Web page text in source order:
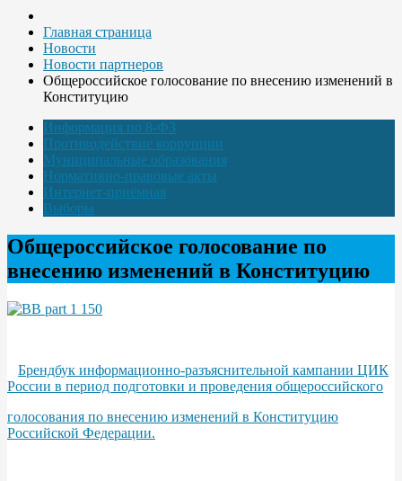
Главная страница
Новости
Новости партнеров
Общероссийское голосование по внесению изменений в
Конституцию
Информация по 8-ФЗ
Противодействие коррупции
Муниципальные образования
Нормативно-правовые акты
Интернет-приёмная
Выборы
Общероссийское голосование по
внесению изменений в Конституцию
Брендбук информационно-разъяснительной кампании ЦИК
России в период подготовки и проведения общероссийского
голосования по внесению изменений в Конституцию
Российской Федерации.